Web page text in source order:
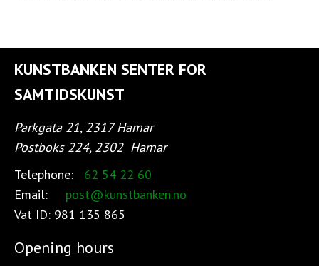
KUNSTBANKEN SENTER FOR
SAMTIDSKUNST
Parkgata 21, 2317 Hamar
Postboks 224, 2302 Hamar
Telephone:
62 54 22 60
Email:
post@kunstbanken.no
Vat ID: 981 135 865
Opening hours